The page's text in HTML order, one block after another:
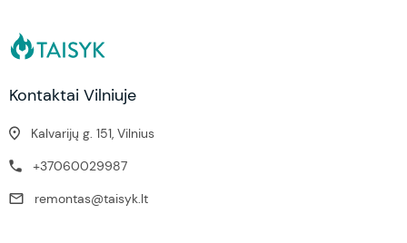
Kontaktai Vilniuje
Kalvarijų g. 151, Vilnius
+37060029987
remontas@taisyk.lt